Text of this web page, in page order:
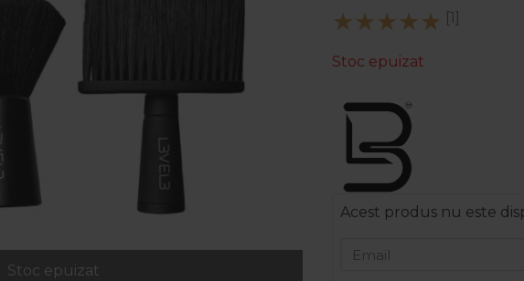
Stoc epuizat
[1]
Stoc epuizat
Acest produs nu este
Email